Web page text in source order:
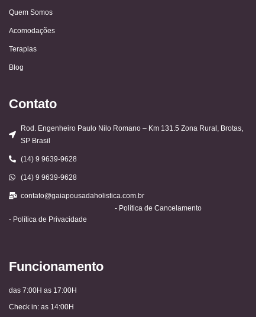
Quem Somos
Acomodações
Terapias
Blog
Contato
Rod. Engenheiro Paulo Nilo Romano – Km 131.5 Zona Rural, Brotas,
SP Brasil
(14) 9 9639-9628
(14) 9 9639-9628
contato@gaiapousadaholistica.com.br
- Política de Privacidade
- Política de Cancelamento
Funcionamento
das 7:00H as 17:00H
Check in: as 14:00H